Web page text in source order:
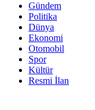
Gündem
Politika
Dünya
Ekonomi
Otomobil
Spor
Kültür
Resmi İlan